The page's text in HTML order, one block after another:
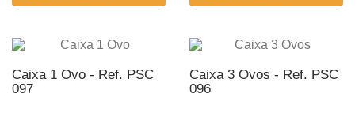
Caixa 1 Ovo - Ref. PSC
097
Caixa 3 Ovos - Ref. PSC
096